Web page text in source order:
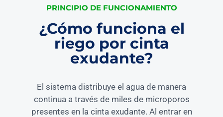
PRINCIPIO DE FUNCIONAMIENTO
¿Cómo funciona el
riego por cinta
exudante?
El sistema distribuye el agua de manera
continua a través de miles de microporos
presentes en la cinta exudante. Al entrar en